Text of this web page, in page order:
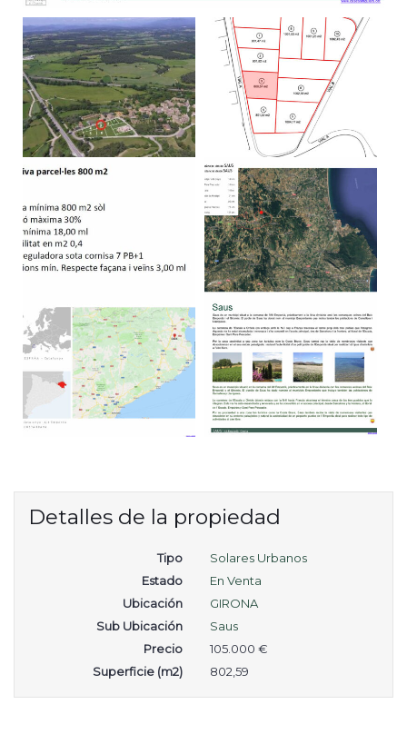
Detalles de la propiedad
Tipo
Solares Urbanos
Estado
En Venta
Ubicación
GIRONA
Sub Ubicación
Saus
Precio
105.000 €
Superficie (m2)
802,59